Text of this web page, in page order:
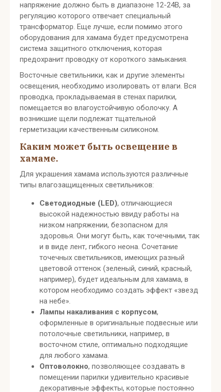
напряжение должно быть в диапазоне 12-24В, за
регуляцию которого отвечает специальный
трансформатор. Еще лучше, если помимо этого
оборудования для хамама будет предусмотрена
система защитного отключения, которая
предохранит проводку от короткого замыкания.
Восточные светильники, как и другие элементы
освещения, необходимо изолировать от влаги. Вся
проводка, прокладываемая в стенах парилки,
помещается во влагоустойчивую оболочку. А
возникшие щели подлежат тщательной
герметизации качественным силиконом.
Каким может быть освещение в
хамаме.
Для украшения хамама используются различные
типы влагозащищенных светильников:
Светодиодные (LED), отличающиеся
высокой надежностью ввиду работы на
низком напряжении, безопасном для
здоровья. Они могут быть, как точечными, так
и в виде лент, гибкого неона. Сочетание
точечных светильников, имеющих разный
цветовой оттенок (зеленый, синий, красный,
например), будет идеальным для хамама, в
котором необходимо создать эффект «звезд
на небе».
Лампы накаливания с корпусом,
оформленные в оригинальные подвесные или
потолочные светильники, например, в
восточном стиле, оптимально подходящие
для любого хамама.
Оптоволокно, позволяющее создавать в
помещении парилки удивительно красивые
декоративные эффекты, которые постоянно